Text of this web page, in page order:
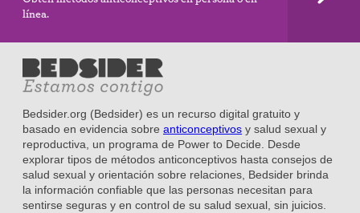
línea.
Bedsider.org (Bedsider) es un recurso digital gratuito y
basado en evidencia sobre anticonceptivos y salud sexual y
reproductiva, un programa de Power to Decide. Desde
explorar tipos de métodos anticonceptivos hasta consejos de
salud sexual y orientación sobre relaciones, Bedsider brinda
la información confiable que las personas necesitan para
sentirse seguras y en control de su salud sexual, sin juicios.